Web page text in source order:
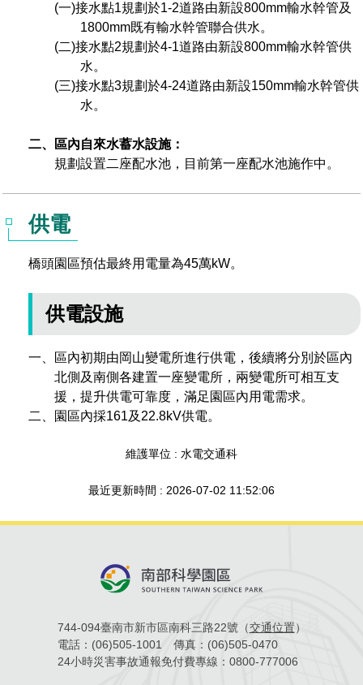
廉政資訊
公職人員及關係人補助交易身分關係公開專區
機關採購廉政平臺
檔案應用服務須知
檔案應用及宣導活動
檔案教育訓練及標竿學習
檔案管理局相關連結
WebMail(新)
園區資源再生中心
污水處理廠
園區土地廠房宿舍出租資訊
污水處理廠
水電供應
園區土地廠房宿舍出租資訊
污水處理廠
廠商名錄
園區公會資訊
研究機構
育成中心
文化藝術
公共藝術
考古遺址
南科新港堂
園區生活
生活服務
園區宿舍簡介
南科實中
人文景觀地圖
創新創業
南科AI_ROBOT自造基地
永續園區
永續LOHAS綠色園區
生態資產
「沙崙生態科學園區生態保育協作平台」公開資訊
網站
工商業務
通關業務
工安管理
環保管理
建築管理
營建管理
電子公文交換
宿舍租金費用
污水費
廢棄物清除處理費
園區培訓課程
科學園區人才培育補助計畫
新興科技應用計畫
敦親睦鄰經費補助
園區參訪申請
性平專區
園區廠商採購資訊
(一)接水點1規劃於1-2道路由新設800mm輸水幹管及
1800mm既有輸水幹管聯合供水。
(二)接水點2規劃於4-1道路由新設800mm輸水幹管供
水。
(三)接水點3規劃於4-24道路由新設150mm輸水幹管供
水。
二、區內自來水蓄水設施：
規劃設置二座配水池，目前第一座配水池施作中。
供電
橋頭園區預估最終用電量為45萬kW。
供電設施
一、區內初期由岡山變電所進行供電，後續將分別於區內
北側及南側各建置一座變電所，兩變電所可相互支
援，提升供電可靠度，滿足園區內用電需求。
二、園區內採161及22.8kV供電。
維護單位 : 水電交通科
最近更新時間 : 2026-07-02 11:52:06
744-094臺南市新市區南科三路22號（交通位置）
電話： (06)505-1001 傳真： (06)505-0470
24小時災害事故通報免付費專線： 0800-777006